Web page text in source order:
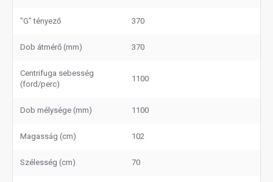
"G" tényező 370
Dob átmérő (mm) 370
Centrifuga sebesség
(ford/perc)
1100
Dob mélysége (mm) 1100
Magasság (cm) 102
Szélesség (cm) 70